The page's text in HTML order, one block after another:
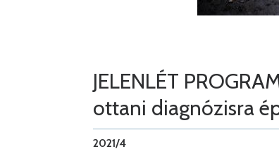
JELENLÉT
ottani diagnózisra
2021/4